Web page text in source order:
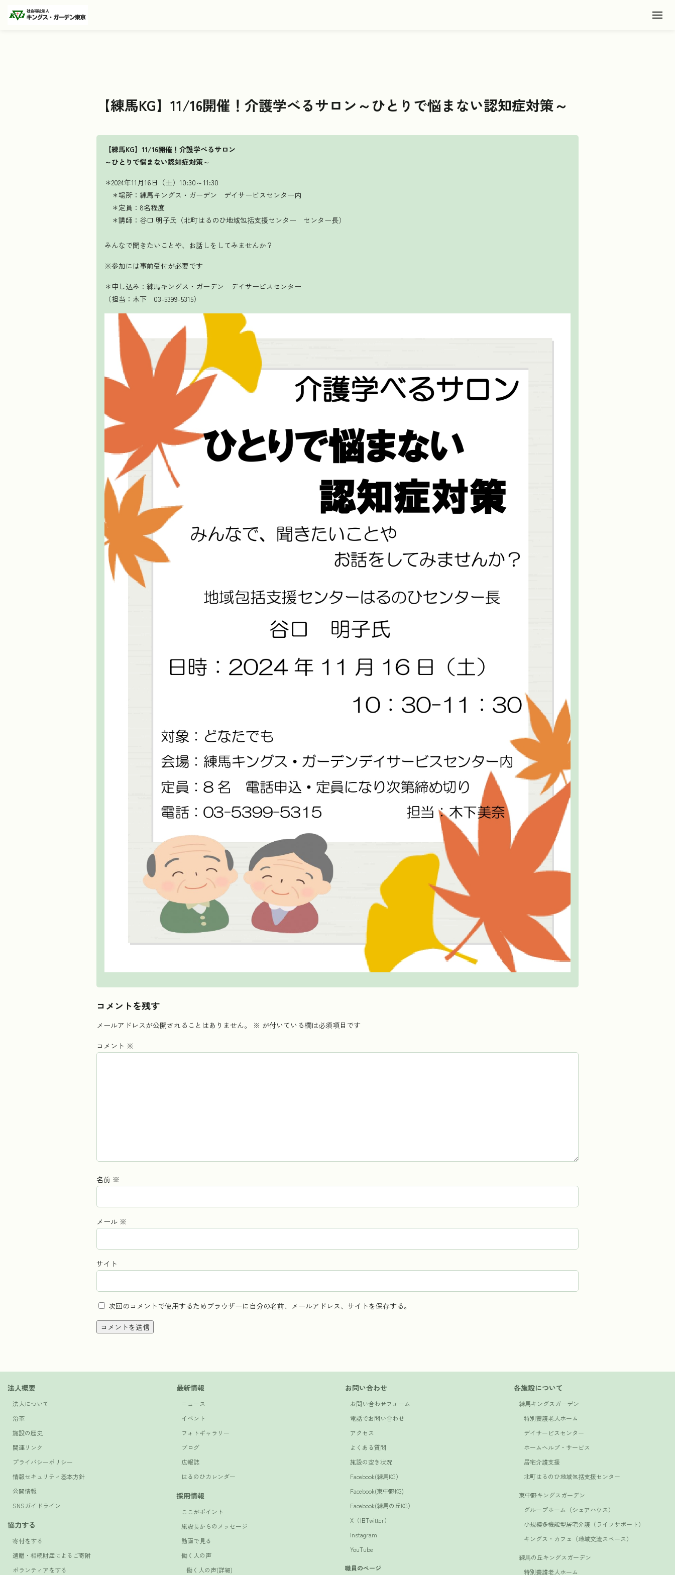
【練馬KG】11/16開催！介護学べるサロン～ひとりで悩まない認知症対策～
【練馬KG】11/16開催！介護学べるサロン
～ひとりで悩まない認知症対策～
＊2024年11月16日（土）10:30～11:30
＊場所：練馬キングス・ガーデン デイサービスセンター内
＊定員：8名程度
＊講師：谷口 明子氏（北町はるのひ地域包括支援センター センター長）
みんなで聞きたいことや、お話しをしてみませんか？
※参加には事前受付が必要です
＊申し込み：練馬キングス・ガーデン デイサービスセンター
（担当：木下 03-5399-5315）
コメントを残す
メールアドレスが公開されることはありません。 ※ が付いている欄は必須項目です
コメント ※
名前 ※
メール ※
サイト
次回のコメントで使用するためブラウザーに自分の名前、メールアドレス、サイトを保存する。
法人概要
法人について
沿革
施設の歴史
関連リンク
プライバシーポリシー
情報セキュリティ基本方針
公開情報
SNSガイドライン
協力する
寄付をする
遺贈・相続財産によるご寄附
ボランティアをする
最新情報
ニュース
イベント
フォトギャラリー
ブログ
広報誌
はるのひカレンダー
採用情報
ここがポイント
施設長からのメッセージ
動画で見る
働く人の声
働く人の声(詳細)
お問い合わせ
お問い合わせフォーム
電話でお問い合わせ
アクセス
よくある質問
施設の空き状況
Facebook(練馬KG）
Facebook(東中野KG)
Facebook(練馬の丘KG）
X（旧Twitter）
Instagram
YouTube
職員のページ
各施設について
練馬キングスガーデン
特別養護老人ホーム
デイサービスセンター
ホームヘルプ・サービス
居宅介護支援
北町はるのひ地域包括支援センター
東中野キングスガーデン
グループホーム（シェアハウス）
小規模多機能型居宅介護（ライフサポート）
キングス・カフェ（地域交流スペース）
練馬の丘キングスガーデン
特別養護老人ホーム